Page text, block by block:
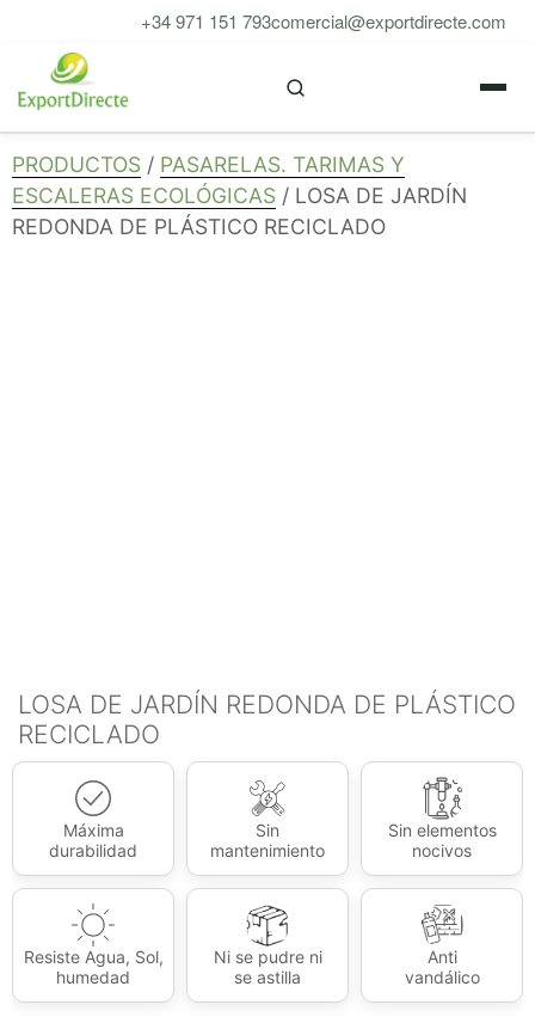
contenido
+34 971 151 793comercial@exportdirecte.com
PRODUCTOS / PASARELAS. TARIMAS Y
ESCALERAS ECOLÓGICAS / LOSA DE JARDÍN
REDONDA DE PLÁSTICO RECICLADO
LOSA DE JARDÍN REDONDA DE PLÁSTICO
RECICLADO
Máxima
durabilidad
Sin
mantenimiento
Sin elementos
nocivos
Resiste Agua, Sol,
humedad
Ni se pudre ni
se astilla
Anti
vandálico